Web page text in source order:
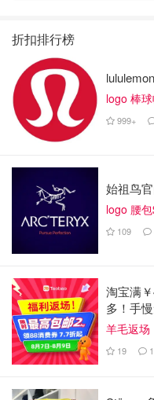
折扣排行榜
logo 棒
999+
始祖鸟
logo 腰
109
淘宝满
多！手慢
羊毛返场
19